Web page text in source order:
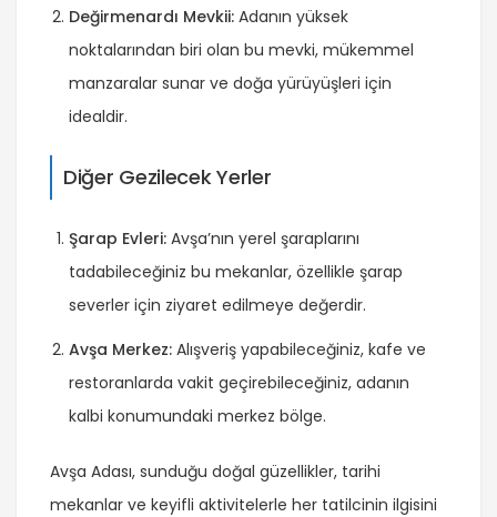
Değirmenardı Mevkii: Adanın yüksek
noktalarından biri olan bu mevki, mükemmel
manzaralar sunar ve doğa yürüyüşleri için
idealdir.
Diğer Gezilecek Yerler
Şarap Evleri: Avşa’nın yerel şaraplarını
tadabileceğiniz bu mekanlar, özellikle şarap
severler için ziyaret edilmeye değerdir.
Avşa Merkez: Alışveriş yapabileceğiniz, kafe ve
restoranlarda vakit geçirebileceğiniz, adanın
kalbi konumundaki merkez bölge.
Avşa Adası, sunduğu doğal güzellikler, tarihi
mekanlar ve keyifli aktivitelerle her tatilcinin ilgisini